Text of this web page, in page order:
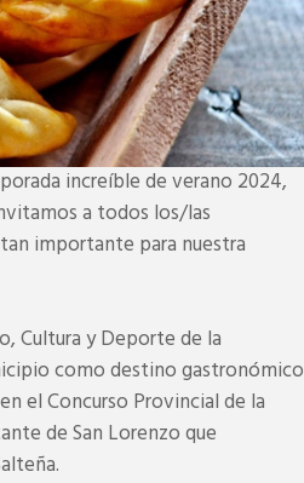
increíble de verano 2024,
a todos los/las
importante para nuestra
Cultura y Deporte de la
como destino gastronómico
el Concurso Provincial de la
de San Lorenzo que